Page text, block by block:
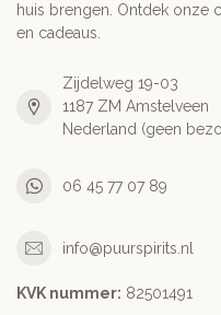
huis brengen. Ontdek onze
en cadeaus.
Zijdelweg 19-03
1187 ZM Amstelveen
Nederland (geen
06 45 77 07 89
info@puurspirits.nl
KVK nummer: 82501491